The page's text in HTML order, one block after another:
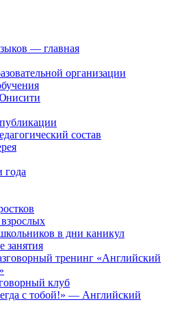
— главная
организации
состав
года
в дни каникул
занятия
тренинг «Английский
клуб
с тобой!» — Английский